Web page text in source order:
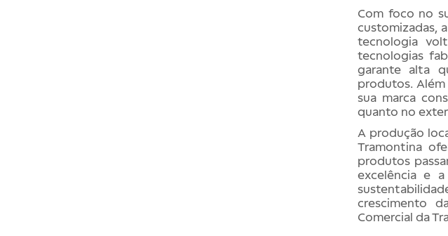
Com foco no
customizadas,
tecnologia
tecnologias
garante alta
produtos.
sua marca
quanto no
A produção
Tramontina
produtos
excelência e
crescimento
Comercial da